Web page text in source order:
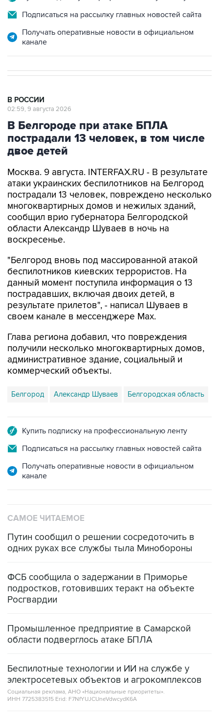
Получать оперативные новости в официальном
В Белгороде при атаке БПЛА
пострадали 13 человек, в том числе
двое детей
Москва. 9 августа. INTERFAX.RU - В результате
пострадали 13 человек, повреждено несколько
многоквартирных домов и нежилых зданий,
сообщил врио губернатора Белгородской
области Александр Шуваев в ночь на
воскресенье.
"Белгород вновь под массированной атакой
данный момент поступила информация о 13
пострадавших, включая двоих детей, в
результате прилетов", - написал Шуваев в
своем канале в мессенджере Max.
Глава региона добавил, что повреждения
административное здание, социальный и
коммерческий объекты.
Белгород Александр Шуваев
Подписаться на рассылку главных новостей сайта
Получать оперативные новости в официальном
Путин сообщил о решении сосредоточить в
ФСБ сообщила о задержании в Приморье
Росгвардии
Промышленное предприятие в Самарской
Беспилотные технологии и ИИ на службе у
Социальная реклама, АНО «Национальные приоритеты».
ИНН 7725383515 Erid: F7NfYUJCUneVdwcydK6A
Кабмин РФ разрешил до 1 июля 2027 года